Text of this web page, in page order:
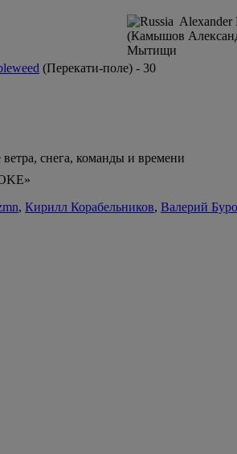
Alexander
(Камышов
Мытищи
(Перекати-поле) - 30
ветра, снега, команды и времени
, Кирилл Корабельников, Валерий